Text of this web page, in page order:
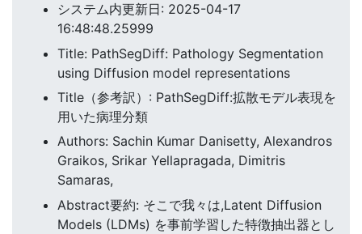
システム内更新日: 2025-04-17
16:48:48.25999
Title: PathSegDiff: Pathology Segmentation
using Diffusion model representations
Title（参考訳）: PathSegDiff:拡散モデル表現を
用いた病理分類
Authors: Sachin Kumar Danisetty, Alexandros
Graikos, Srikar Yellapragada, Dimitris
Samaras,
Abstract要約: そこで我々は,Latent Diffusion
Models (LDMs) を事前学習した特徴抽出器とし